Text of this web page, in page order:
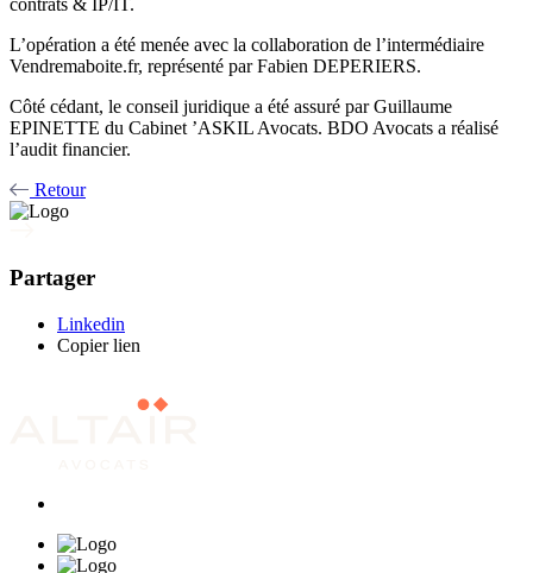
L’opération a été menée avec la collaboration de l’intermédiaire
Vendremaboite.fr, représenté par Fabien DEPERIERS.
Côté cédant, le conseil juridique a été assuré par Guillaume
EPINETTE du Cabinet ’ASKIL Avocats. BDO Avocats a réalisé
l’audit financier.
Retour
Partager
Linkedin
Copier lien